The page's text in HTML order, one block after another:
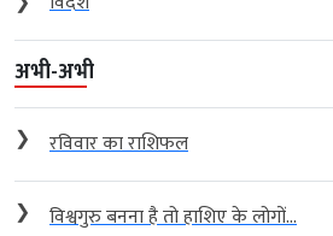
अभी-अभी
❯ रविवार का राशिफल
❯ विश्वगुरु बनना है तो हाशिए के लोगों...